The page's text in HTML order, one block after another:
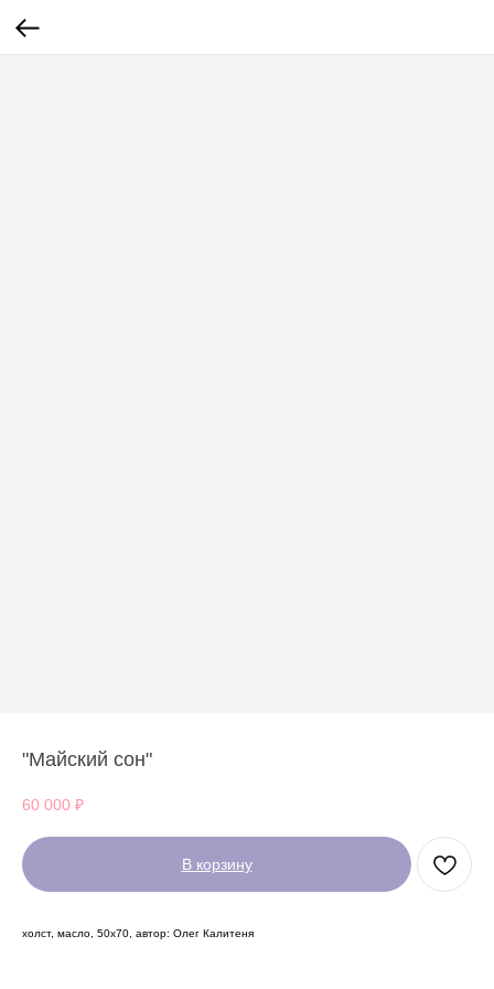
"Майский сон"
60 000 ₽
В корзину
холст, масло, 50х70, автор: Олег Калитеня